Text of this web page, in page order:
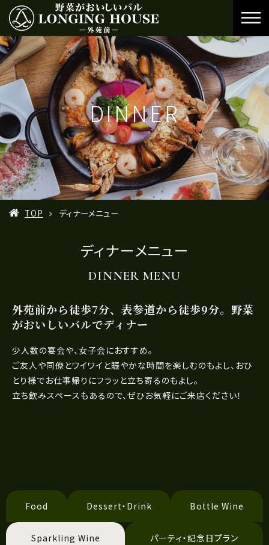
DINNER
TOP ディナーメニュー
ディナーメニュー
DINNER MENU
外苑前から徒歩7分、表参道から徒歩9分。野菜
がおいしいバルでディナー
少人数の宴会や、女子会におすすめ。
ご友人や同僚とワイワイと賑やかな時間を楽しむのもよし、おひ
とり様でお仕事帰りにフラッと立ち寄るのもよし。
立ち飲みスペースもあるので、ぜひお気軽にご来店ください！
Food Dessert・Drink Bottle Wine
Sparkling Wine パーティ・記念日プラン